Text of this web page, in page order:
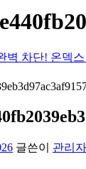
벽 차단! 온덱
글쓴이 관리자